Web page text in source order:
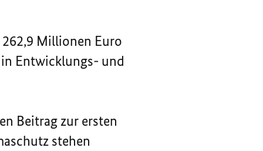
Millionen Euro
Entwicklungs- und
Beitrag zur ersten
stehen